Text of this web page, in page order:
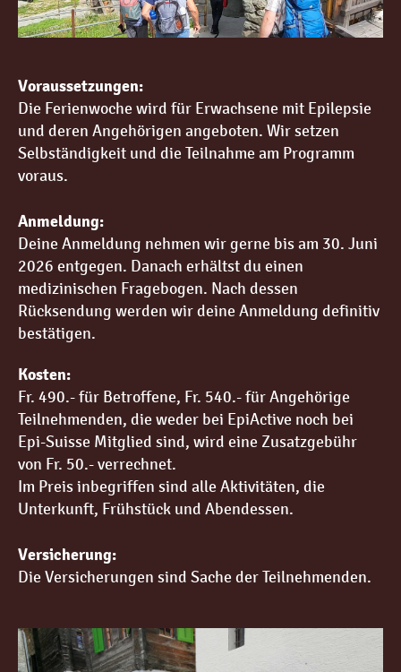
Voraussetzungen:
Die Ferienwoche wird für Erwachsene mit Epilepsie
und deren Angehörigen angeboten. Wir setzen
Selbständigkeit und die Teilnahme am Programm
voraus.
Anmeldung:
Deine Anmeldung nehmen wir gerne bis am 30. Juni
2026 entgegen. Danach erhältst du einen
medizinischen Fragebogen. Nach dessen
Rücksendung werden wir deine Anmeldung definitiv
bestätigen.
Kosten:
Fr. 490.- für Betroffene, Fr. 540.- für Angehörige
Teilnehmenden, die weder bei EpiActive noch bei
Epi-Suisse Mitglied sind, wird eine Zusatzgebühr
von Fr. 50.- verrechnet.
Im Preis inbegriffen sind alle Aktivitäten, die
Unterkunft, Frühstück und Abendessen.
Versicherung:
Die Versicherungen sind Sache der Teilnehmenden.